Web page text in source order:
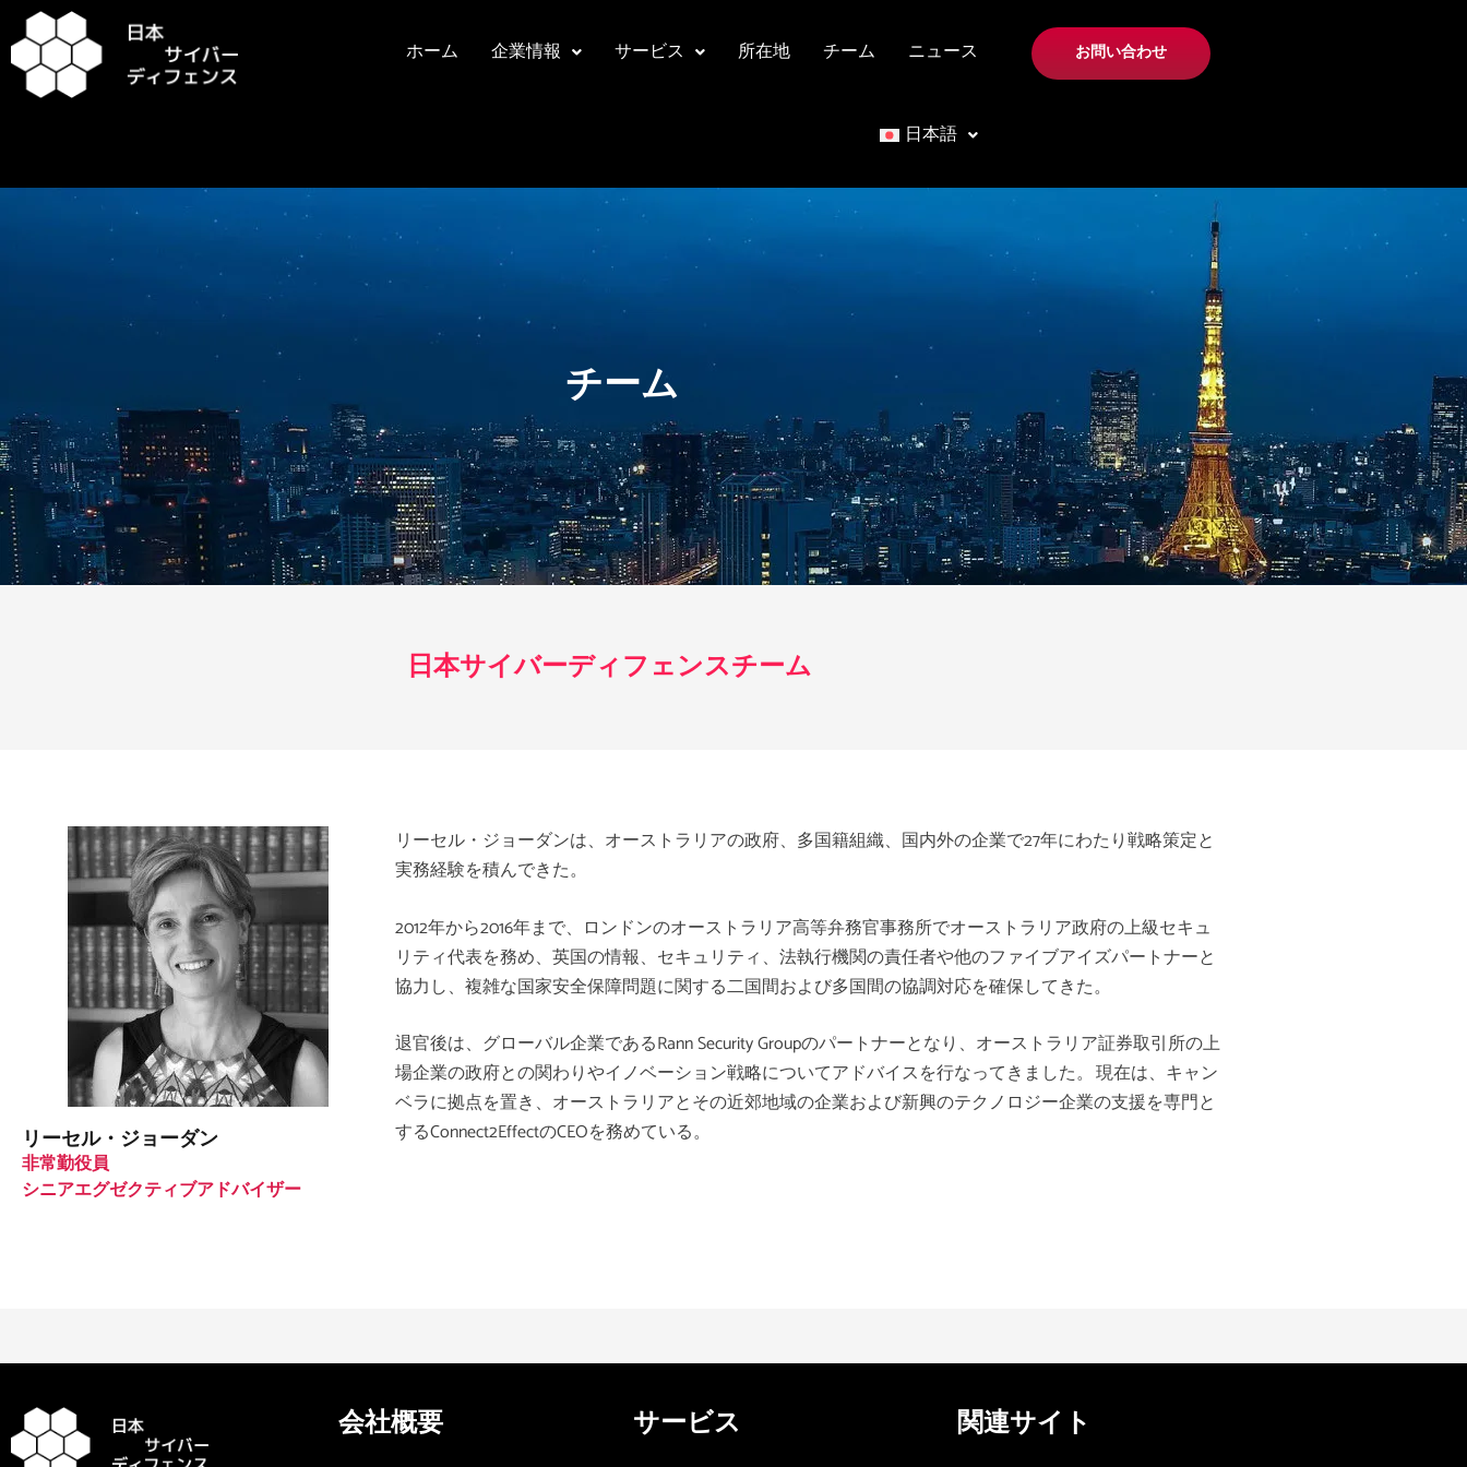
容
を
プ
ホーム 企業情報 サービス 所在地 チーム ニュース
日本語
お問い合わせ
チーム
日本サイバーディフェンスチーム
リーセル・ジョーダン
非常勤役員
シニアエグゼクティブアドバイザー
リーセル・ジョーダンは、オーストラリアの政府、多国籍組織、国内外の企業で27年にわたり戦略策定と
実務経験を積んできた。
2012年から2016年まで、ロンドンのオーストラリア高等弁務官事務所でオーストラリア政府の上級セキュ
リティ代表を務め、英国の情報、セキュリティ、法執行機関の責任者や他のファイブアイズパートナーと
協力し、複雑な国家安全保障問題に関する二国間および多国間の協調対応を確保してきた。
退官後は、グローバル企業であるRann Security Groupのパートナーとなり、オーストラリア証券取引所の上
場企業の政府との関わりやイノベーション戦略についてアドバイスを行なってきました。 現在は、キャン
ベラに拠点を置き、オーストラリアとその近郊地域の企業および新興のテクノロジー企業の支援を専門と
するConnect2EffectのCEOを務めている。
会社概要 サービス 関連サイト